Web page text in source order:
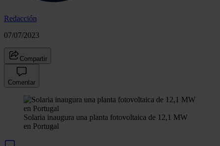
Redacción
07/07/2023
Compartir
Comentar
Solaria inaugura una planta fotovoltaica de 12,1 MW
en Portugal